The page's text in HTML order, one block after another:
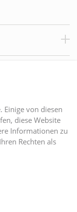
Einige von diesen
diese Website
Informationen zu
Rechten als